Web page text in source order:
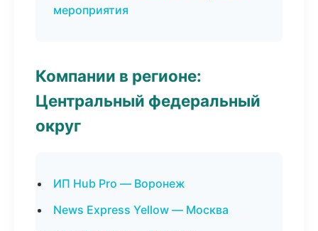
мероприятия
Компании в регионе:
Центральный федеральный
округ
ИП Hub Pro — Воронеж
News Express Yellow — Москва